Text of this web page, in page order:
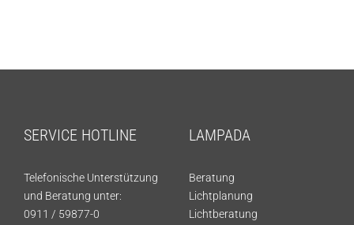
SERVICE HOTLINE
Telefonische Unterstützung
und Beratung unter:
0911 / 59877-0
LAMPADA
Beratung
Lichtplanung
Lichtberatung